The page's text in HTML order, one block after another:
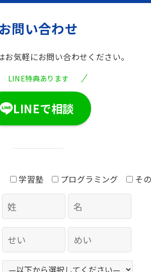
お問い合わせ
お気軽にお問い合わせください。
LINE特典あります
LINEで相談
学習塾 プログラミング そ